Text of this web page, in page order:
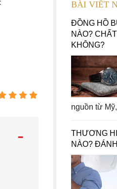
-
BÀI VIẾT
ĐỒNG HỒ
NÀO?
KHÔNG?
nguồn từ
THƯƠNG
NÀO?